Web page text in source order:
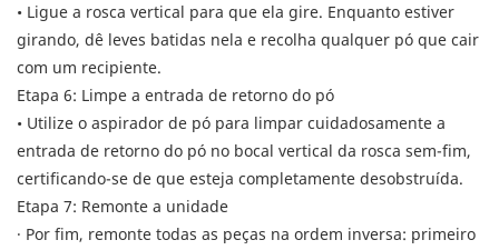
• Ligue a rosca vertical para que ela gire. Enquanto estiver
girando, dê leves batidas nela e recolha qualquer pó que cair
com um recipiente.
Etapa 6: Limpe a entrada de retorno do pó
• Utilize o aspirador de pó para limpar cuidadosamente a
entrada de retorno do pó no bocal vertical da rosca sem-fim,
certificando-se de que esteja completamente desobstruída.
Etapa 7: Remonte a unidade
· Por fim, remonte todas as peças na ordem inversa: primeiro